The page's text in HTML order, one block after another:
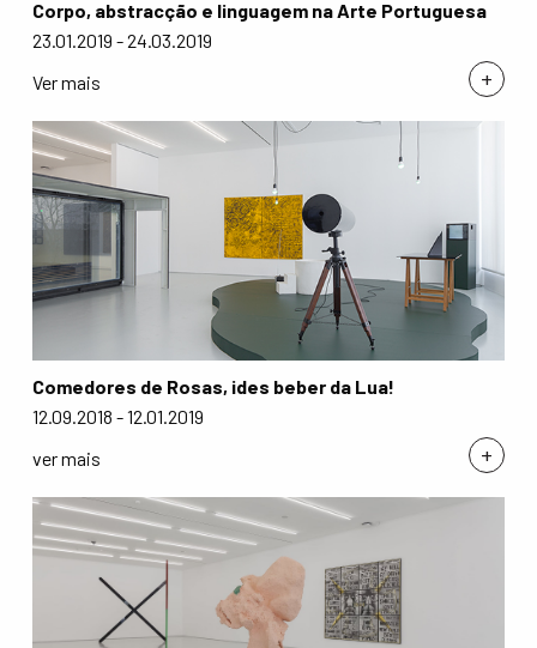
+
Corpo, abstracção e linguagem na Arte Portuguesa
23.01.2019 - 24.03.2019
Ver mais
+
Comedores de Rosas, ides beber da Lua!
12.09.2018 - 12.01.2019
ver mais